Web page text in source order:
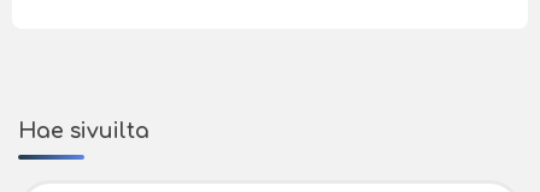
Hae sivuilta